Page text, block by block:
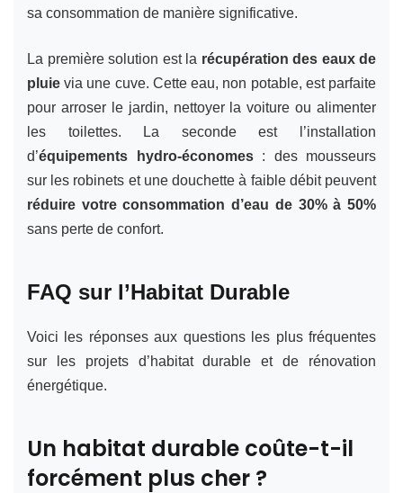
sa consommation de manière significative.
La première solution est la récupération des eaux de
pluie via une cuve. Cette eau, non potable, est parfaite
pour arroser le jardin, nettoyer la voiture ou alimenter
les toilettes. La seconde est l’installation
d’équipements hydro-économes: des mousseurs
sur les robinets et une douchette à faible débit peuvent
réduire votre consommation d’eau de 30% à 50%
sans perte de confort.
FAQ sur l’Habitat Durable
Voici les réponses aux questions les plus fréquentes
sur les projets d’habitat durable et de rénovation
énergétique.
Un habitat durable coûte-t-il
forcément plus cher ?